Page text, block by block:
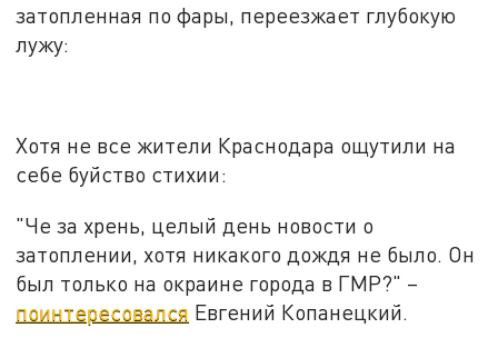
затопленная по фары, переезжает глубокую
лужу:
Хотя не все жители Краснодара ощутили на
себе буйство стихии:
"Че за хрень, целый день новости о
затоплении, хотя никакого дождя не было. Он
был только на окраине города в ГМР?" –
поинтересовался Евгений Копанецкий.